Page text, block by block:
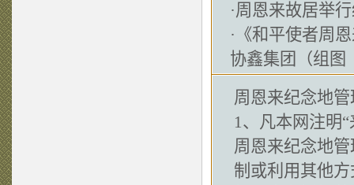
·周恩来故居举
· 《和平使者周
协鑫集团（组图
周恩来纪念地
1、凡本网注明
周恩来纪念地
制或利用其他